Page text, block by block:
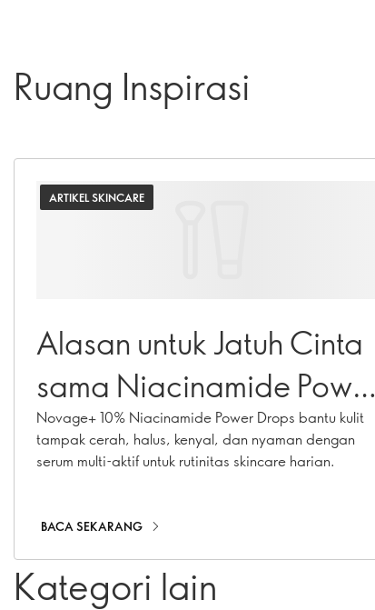
Ruang Inspirasi
ARTIKEL SKINCARE
Alasan untuk Jatuh Cinta
sama Niacinamide Power
Drops
Novage+ 10% Niacinamide Power Drops bantu kulit
tampak cerah, halus, kenyal, dan nyaman dengan
serum multi-aktif untuk rutinitas skincare harian.
BACA SEKARANG
Kategori lain